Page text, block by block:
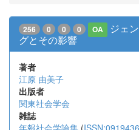
256 0 0 0 OA
ジェ
グとその影響
著者
江原 由美子
出版者
関東社会学会
雑誌
年報社会学論集 (